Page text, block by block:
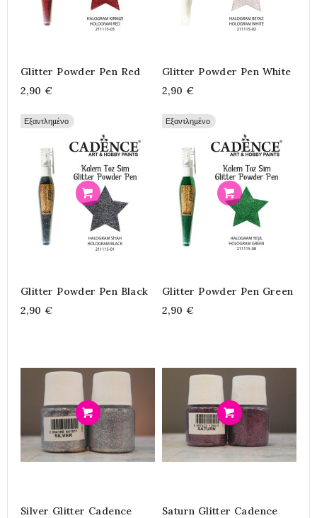
Glitter Powder Pen Red
2,90 €
Glitter Powder Pen White
2,90 €
Εξαντλημένο
Glitter Powder Pen Black
2,90 €
Εξαντλημένο
Glitter Powder Pen Green
2,90 €
Silver Glitter Cadence
Saturn Glitter Cadence